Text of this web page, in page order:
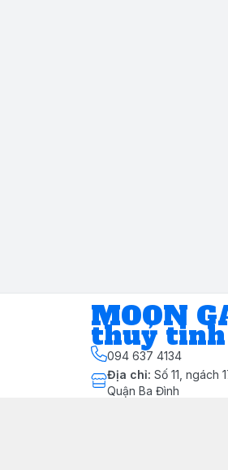
MOON
thuỷ tinh
094 637 4134
Địa chỉ: Số 11, ngách
Quận Ba Đình